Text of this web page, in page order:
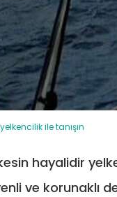
Haftalık Kiralık
ESMA SULTAN
€ 5.750 / Gün
ile tanışın
hayalidir
ve korunaklı